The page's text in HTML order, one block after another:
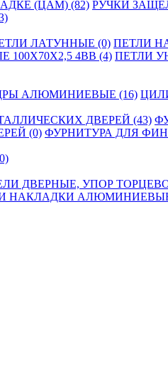
(ЦАМ) (82) РУЧКИ
ЛАТУННЫЕ (0) ПЕТЛИ
4BB (4) ПЕТЛИ
АЛЮМИНИЕВЫЕ (16)
ДВЕРЕЙ (43)
(0) ФУРНИТУРА ДЛЯ
ДВЕРНЫЕ, УПОР
НАКЛАДКИ